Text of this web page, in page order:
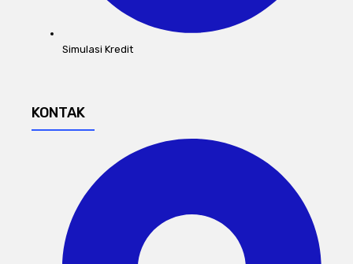
Simulasi Kredit
KONTAK